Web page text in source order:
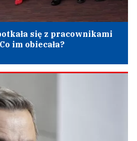
się z pracownikami
im obiecała?